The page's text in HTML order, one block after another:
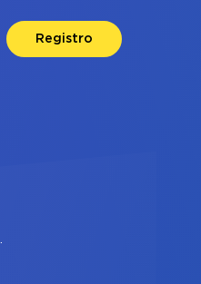
Registro